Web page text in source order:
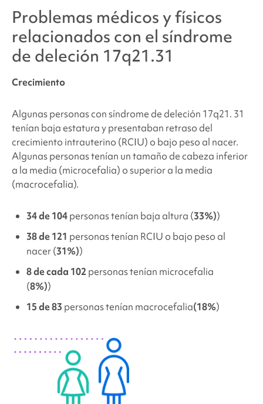
Problemas médicos y físicos
relacionados con el síndrome
de deleción 17q21.31
Crecimiento
Algunas personas consíndrome de deleción 17q21. 31
tenían baja estatura y presentaban retraso del
crecimiento intrauterino (RCIU) o bajo peso al nacer.
Algunas personas tenían un tamaño de cabeza inferior
a la media (microcefalia) o superior a la media
(macrocefalia).
34 de 104personas tenían baja altura (33%))
38 de 121 personas tenían RCIU o bajo peso al
nacer (31%))
8 de cada 102 personas tenían microcefalia
(8%))
15 de 83 personas tenían macrocefalia(18%)